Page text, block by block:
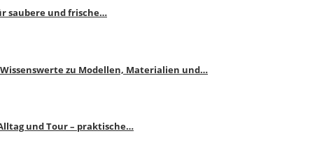
saubere und frische…
zu Modellen, Materialien und…
und Tour – praktische…